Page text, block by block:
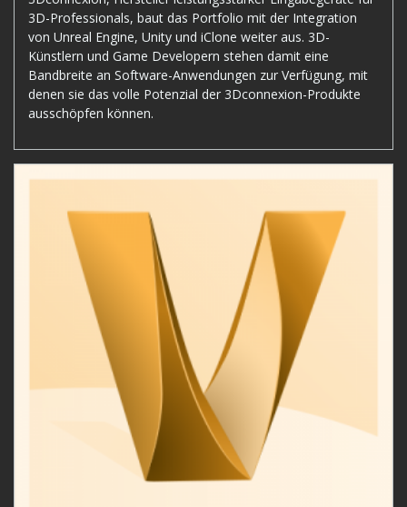
3D-Professionals, baut das Portfolio mit der Integration
von Unreal Engine, Unity und iClone weiter aus. 3D-
Künstlern und Game Developern stehen damit eine
Bandbreite an Software-Anwendungen zur Verfügung, mit
denen sie das volle Potenzial der 3Dconnexion-Produkte
ausschöpfen können.